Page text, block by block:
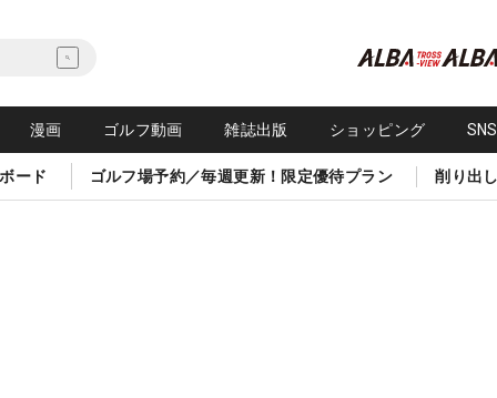
漫画 ゴルフ動画 雑誌出版 ショッピング
ード ゴルフ場予約／毎週更新！限定優待プラン 削り出